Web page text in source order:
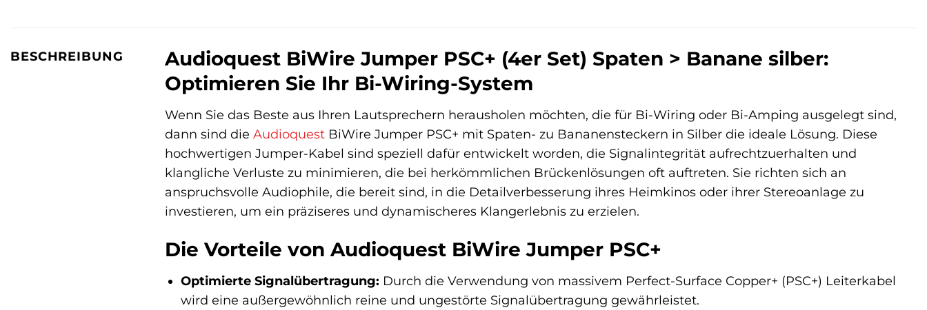
BESCHREIBUNG
Audioquest BiWire Jumper PSC+ (4er Set) Spaten > Banane silber:
Optimieren Sie Ihr Bi-Wiring-System
Wenn Sie das Beste aus Ihren Lautsprechern herausholen möchten, die für Bi-Wiring oder Bi-Amping ausgelegt sind,
dann sind die Audioquest BiWire Jumper PSC+ mit Spaten- zu Bananensteckern in Silber die ideale Lösung. Diese
hochwertigen Jumper-Kabel sind speziell dafür entwickelt worden, die Signalintegrität aufrechtzuerhalten und
klangliche Verluste zu minimieren, die bei herkömmlichen Brückenlösungen oft auftreten. Sie richten sich an
anspruchsvolle Audiophile, die bereit sind, in die Detailverbesserung ihres Heimkinos oder ihrer Stereoanlage zu
investieren, um ein präziseres und dynamischeres Klangerlebnis zu erzielen.
Die Vorteile von Audioquest BiWire Jumper PSC+
Optimierte Signalübertragung: Durch die Verwendung von massivem Perfect-Surface Copper+ (PSC+) Leiterkabel
wird eine außergewöhnlich reine und ungestörte Signalübertragung gewährleistet.